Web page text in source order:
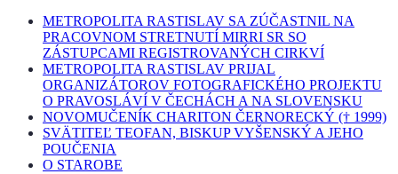
METROPOLITA RASTISLAV SA ZÚČASTNIL NA
PRACOVNOM STRETNUTÍ MIRRI SR SO
ZÁSTUPCAMI REGISTROVANÝCH CIRKVÍ
METROPOLITA RASTISLAV PRIJAL
ORGANIZÁTOROV FOTOGRAFICKÉHO PROJEKTU
O PRAVOSLÁVÍ V ČECHÁCH A NA SLOVENSKU
NOVOMUČENÍK CHARITON ČERNORECKÝ († 1999)
SVÄTITEĽ TEOFAN, BISKUP VYŠENSKÝ A JEHO
POUČENIA
O STAROBE